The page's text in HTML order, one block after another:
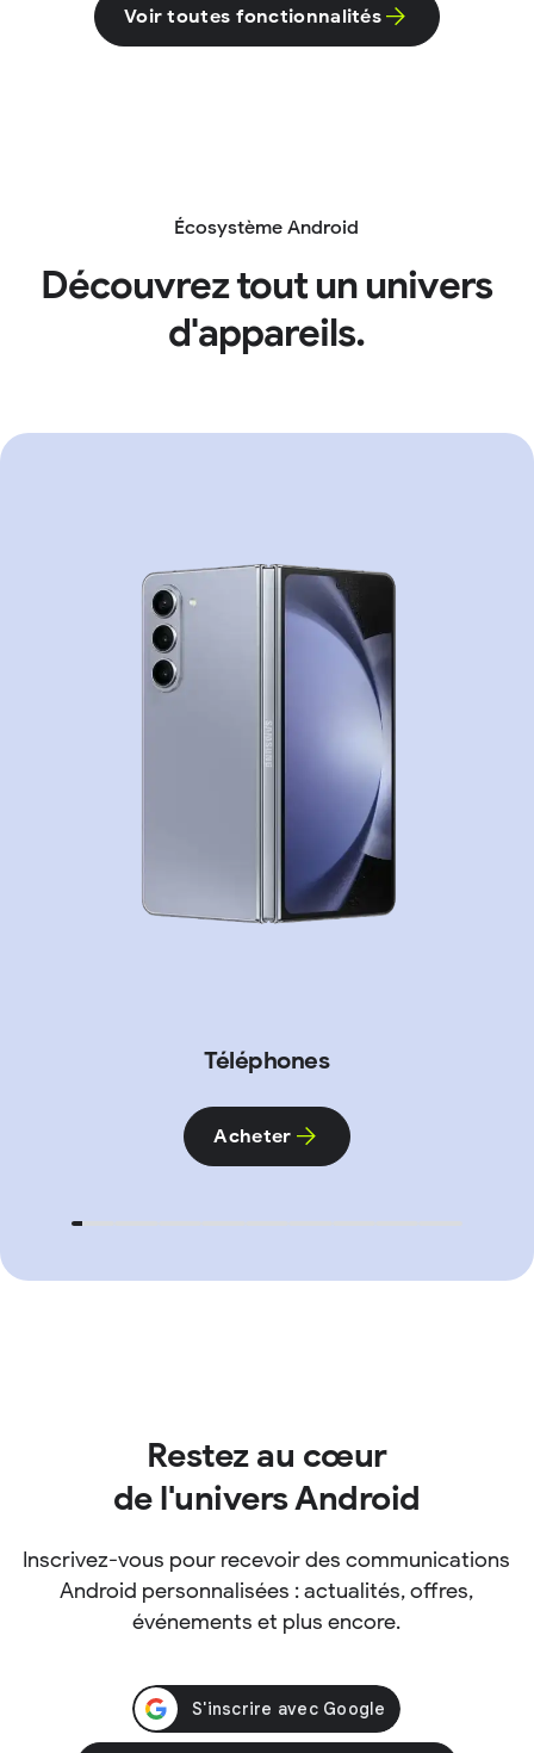
Voir toutes fonctionnalités
Écosystème Android
Découvrez tout un univers
d'appareils.
Téléphones
Acheter
Restez au cœur
de l'univers Android
Inscrivez-vous pour recevoir des communications
Android personnalisées : actualités, offres,
événements et plus encore.